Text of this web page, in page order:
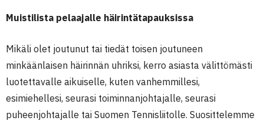
Muistilista pelaajalle häirintätapauksissa
Mikäli olet joutunut tai tiedät toisen joutuneen
minkäänlaisen häirinnän uhriksi, kerro asiasta välittömästi
luotettavalle aikuiselle, kuten vanhemmillesi,
esimiehellesi, seurasi toiminnanjohtajalle, seurasi
puheenjohtajalle tai Suomen Tennisliitolle. Suosittelemme